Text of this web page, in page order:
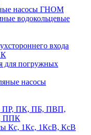
насосы ГНОМ
водокольцевые
входа
К
для погружных
насосы
ПР, ПК, ПБ, ПВП,
ППК
Кс, 1Кс, 1КсВ, КсВ